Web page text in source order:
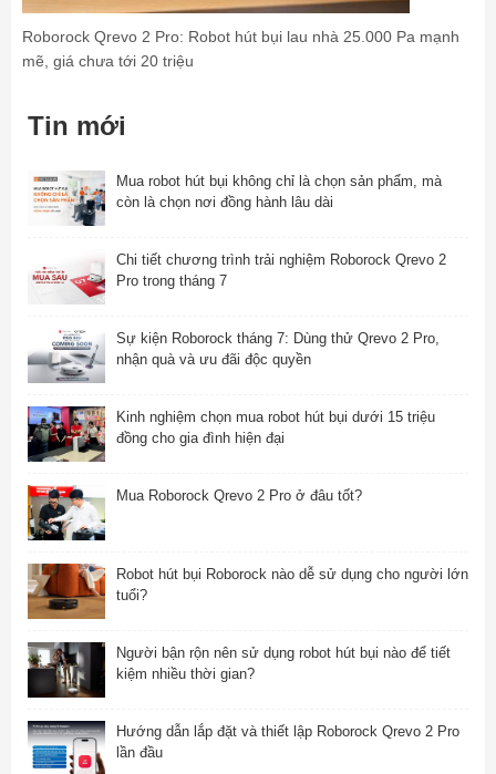
Roborock Qrevo 2 Pro: Robot hút bụi lau nhà 25.000 Pa mạnh
mẽ, giá chưa tới 20 triệu
Tin mới
Mua robot hút bụi không chỉ là chọn sản phẩm, mà
còn là chọn nơi đồng hành lâu dài
Chi tiết chương trình trải nghiệm Roborock Qrevo 2
Pro trong tháng 7
Sự kiện Roborock tháng 7: Dùng thử Qrevo 2 Pro,
nhận quà và ưu đãi độc quyền
Kinh nghiệm chọn mua robot hút bụi dưới 15 triệu
đồng cho gia đình hiện đại
Mua Roborock Qrevo 2 Pro ở đâu tốt?
Robot hút bụi Roborock nào dễ sử dụng cho người lớn
tuổi?
Người bận rộn nên sử dụng robot hút bụi nào để tiết
kiệm nhiều thời gian?
Hướng dẫn lắp đặt và thiết lập Roborock Qrevo 2 Pro
lần đầu